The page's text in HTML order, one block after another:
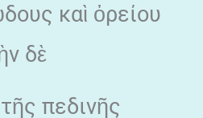
καὶ ὀρείου
δὲ
πεδινῆς